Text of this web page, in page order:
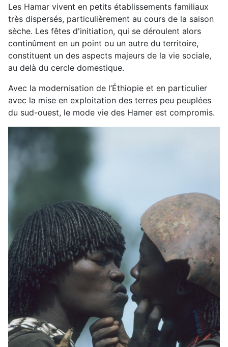
Les Hamar vivent en petits établissements familiaux
très dispersés, particulièrement au cours de la saison
sèche. Les fêtes d'initiation, qui se déroulent alors
continûment en un point ou un autre du territoire,
constituent un des aspects majeurs de la vie sociale,
au delà du cercle domestique.
Avec la modernisation de l’Éthiopie et en particulier
avec la mise en exploitation des terres peu peuplées
du sud-ouest, le mode vie des Hamer est compromis.